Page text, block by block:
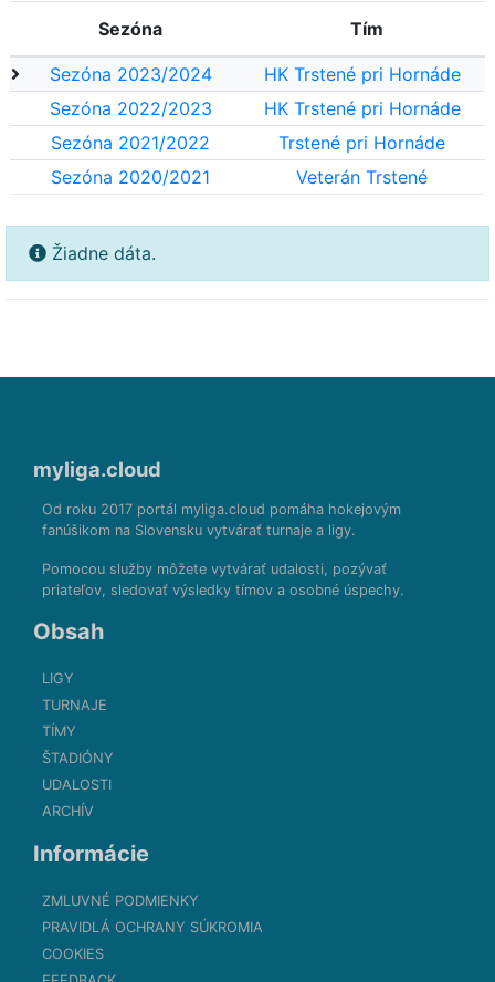
Sezóna Tím
Sezóna 2023/2024
HK Trstené pri Hornáde
Sezóna 2022/2023
HK Trstené pri Hornáde
Sezóna 2021/2022
Trstené pri Hornáde
Sezóna 2020/2021
Veterán Trstené
Žiadne dáta.
myliga.cloud
Od roku 2017 portál myliga.cloud pomáha hokejovým
fanúšikom na Slovensku vytvárať turnaje a ligy.
Pomocou služby môžete vytvárať udalosti, pozývať
priateľov, sledovať výsledky tímov a osobné úspechy.
Obsah
LIGY
TURNAJE
TÍMY
ŠTADIÓNY
UDALOSTI
ARCHÍV
Informácie
ZMLUVNÉ PODMIENKY
PRAVIDLÁ OCHRANY SÚKROMIA
COOKIES